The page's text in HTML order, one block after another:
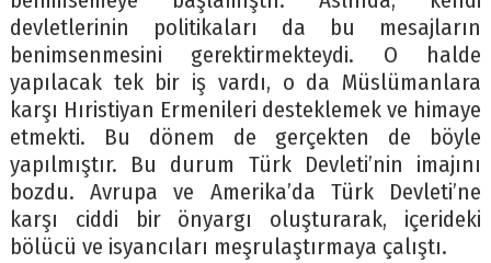
devletlerinin politikaları da bu mesajların
benimsenmesini gerektirmekteydi. O halde
yapılacak tek bir iş vardı, o da Müslümanlara
karşı Hıristiyan Ermenileri desteklemek ve himaye
etmekti. Bu dönem de gerçekten de böyle
yapılmıştır. Bu durum Türk Devleti’nin imajını
bozdu. Avrupa ve Amerika’da Türk Devleti’ne
karşı ciddi bir önyargı oluşturarak, içerideki
bölücü ve isyancıları meşrulaştırmaya çalıştı.